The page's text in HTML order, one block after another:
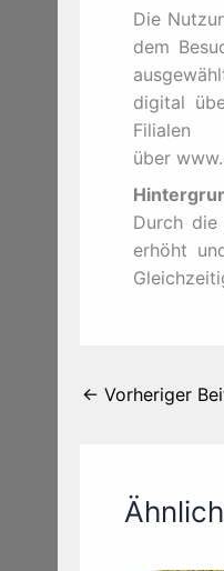
Die
dem
digital
über
Durch die
erhöht
← Vorheriger